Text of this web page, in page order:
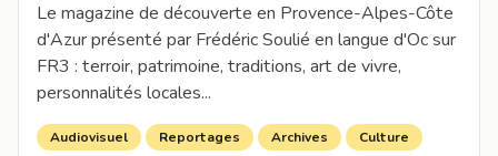
Le magazine de découverte en Provence-Alpes-Côte
d'Azur présenté par Frédéric Soulié en langue d'Oc sur
FR3 : terroir, patrimoine, traditions, art de vivre,
personnalités locales...
Audiovisuel Reportages Archives Culture